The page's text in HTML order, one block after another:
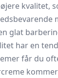
kvalitet,
glat
har en
får du